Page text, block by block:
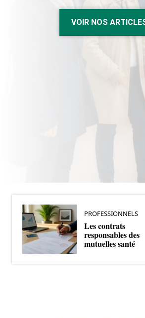
VOIR NOS
PROFESSIONNELS
Les contrats
responsables des
mutuelles santé